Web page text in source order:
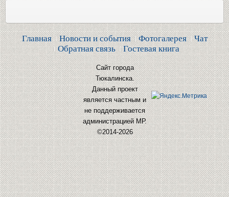
Главная Новости и события Фотогалерея
Чат
Обратная связь
Гостевая книга
Сайт города
Тюкалинска.
Данный проект
является частным и
не поддерживается
администрацией МР.
©2014-2026